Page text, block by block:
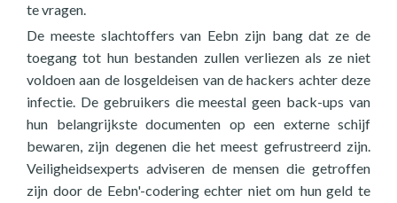
te vragen.
De meeste slachtoffers van Eebn zijn bang dat ze de
toegang tot hun bestanden zullen verliezen als ze niet
voldoen aan de losgeldeisen van de hackers achter deze
infectie. De gebruikers die meestal geen back-ups van
hun belangrijkste documenten op een externe schijf
bewaren, zijn degenen die het meest gefrustreerd zijn.
Veiligheidsexperts adviseren de mensen die getroffen
zijn door de Eebn'-codering echter niet om hun geld te